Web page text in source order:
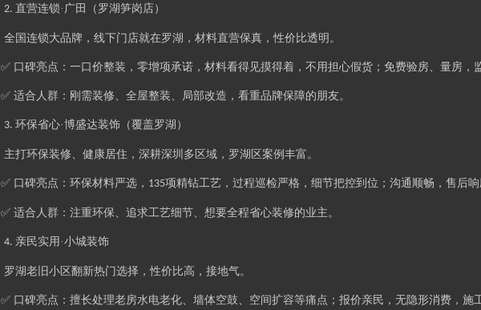
2. 直营连锁· 广田 （罗湖笋岗店）
全国连锁大品牌，线下门店就在罗湖，材料直营保真，性价比透明。
✅ 口碑亮点：一口价整装，零增项承诺，材料看得见摸得着，不用担心假货；免费验房、量房，
✅ 适合人群：刚需装修、全屋整装、局部改造，看重品牌保障的朋友。
3. 环保省心·博盛达装饰（覆盖罗湖）
主打环保装修、健康居住，深耕深圳多区域，罗湖区案例丰富。
✅ 口碑亮点：环保材料严选， 135项精钻工艺，过程巡检严格，细节把控到位；沟通顺畅，售后
✅ 适合人群：注重环保、追求工艺细节、想要全程省心装修的业主。
4. 亲民实用·小城装饰
罗湖老旧小区翻新热门选择，性价比高，接地气。
✅ 口碑亮点：擅长处理老房水电老化、墙体空鼓、空间扩容等痛点；报价亲民，无隐形消费，施